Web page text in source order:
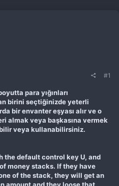
#1
para yığınları
birini seçtiğinizde yeterli
bir envanter eşyası alır ve o
almak veya başkasına vermek
veya kullanabilirsiniz.
the default control key U, and
money stacks. If they have
of the stack, they will get an